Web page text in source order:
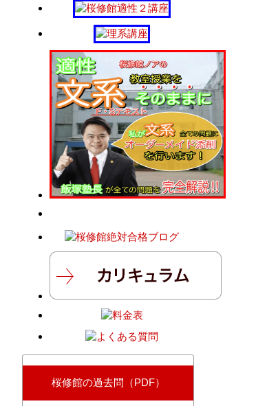
桜修館の過去問（PDF）